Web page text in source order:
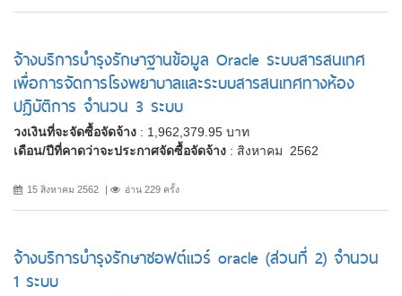
จ้างบริการบำรุงรักษาฐานข้อมูล Oracle ระบบสารสนเทศ
เพื่อการจัดการโรงพยาบาลและระบบสารสนเทศทางห้อง
ปฎิบัติการ จำนวน 3 ระบบ
วงเงินที่จะจัดซื้อจัดจ้าง : 1,962,379.95 บาท
เดือน/ปีที่คาดว่าจะประกาศจัดซื้อจัดจ้าง : สิงหาคม 2562
15 สิงหาคม 2562 อ่าน 229 ครั้ง
จ้างบริการบำรุงรักษาซอฟต์แวร์ oracle (ส่วนที่ 2) จำนวน
1 ระบบ